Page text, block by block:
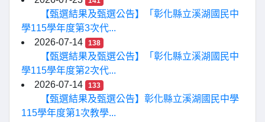
【甄選結果及甄選公告】「彰化縣立溪湖國民中
學115學年度第3次代...
2026-07-14
138
【甄選結果及甄選公告】「彰化縣立溪湖國民中
學115學年度第2次代...
2026-07-14
133
【甄選結果及甄選公告】彰化縣立溪湖國民中學
115學年度第1次教學...